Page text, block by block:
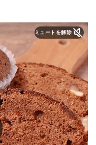
ミュートを解除